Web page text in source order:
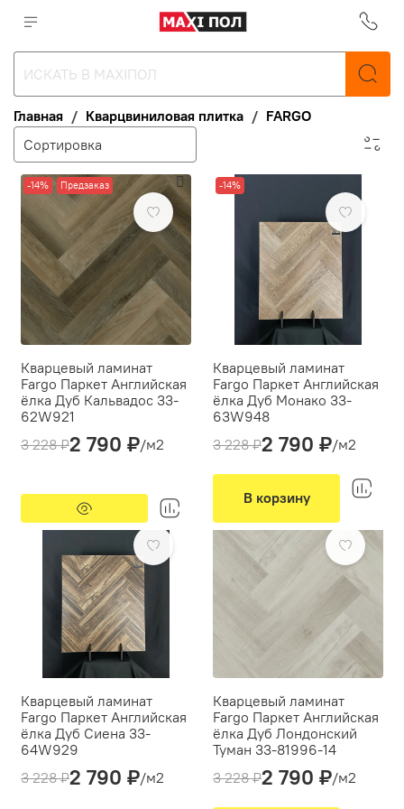
Главная Кварцвиниловая плитка FARGO
-14% Предзаказ
Кварцевый ламинат
Fargo Паркет Английская
ёлка Дуб Кальвадос 33-
62W921
Толщина(мм):4
Английская елка
микро
Цвет:Коричневый
3 228 ₽2 790 ₽/м2
-14%
Кварцевый ламинат
Fargo Паркет Английская
ёлка Дуб Монако 33-
63W948
Толщина(мм):4
Вид укладки:
Английская елка
Цвет:Коричневый
3 228 ₽2 790 ₽/м2
В корзину
Предзаказ
Кварцевый ламинат
Fargo Паркет Английская
ёлка Дуб Сиена 33-
64W929
Толщина(мм):4
3 228 ₽2 790 ₽/м2
Кварцевый ламинат
Fargo Паркет Английская
ёлка Дуб Лондонский
Туман 33-81996-14
Толщина(мм):4
3 228 ₽2 790 ₽/м2